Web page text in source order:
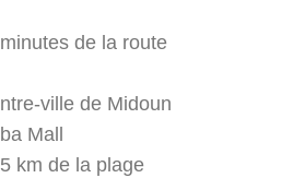
de la route
ville de Midoun
Mall
km de la plage